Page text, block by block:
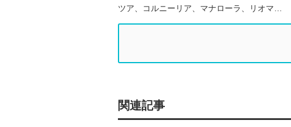
ツア、コルニーリア、マナローラ、リオマ…
関連記事